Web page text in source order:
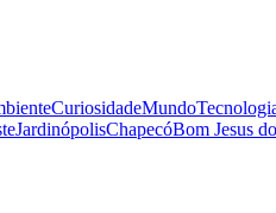
CuriosidadeMundo
JardinópolisChapecóBom Jesus